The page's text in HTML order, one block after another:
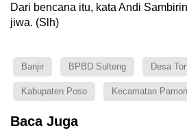
Dari bencana itu, kata Andi
jiwa. (Slh)
Banjir BPBD Sulteng Desa
Kabupaten Poso Kecamatan
Baca Juga